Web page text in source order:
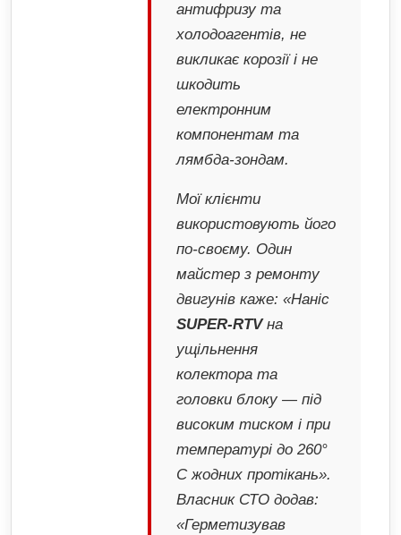
антифризу та
холодоагентів, не
викликає корозії і не
шкодить
електронним
компонентам та
лямбда-зондам.
Мої клієнти
використовують його
по-своєму. Один
майстер з ремонту
двигунів каже: «Наніс
SUPER-RTVна
ущільнення
колектора та
головки блоку — під
високим тиском і при
температурі до 260°
C жодних протікань».
Власник СТО додав:
«Герметизував